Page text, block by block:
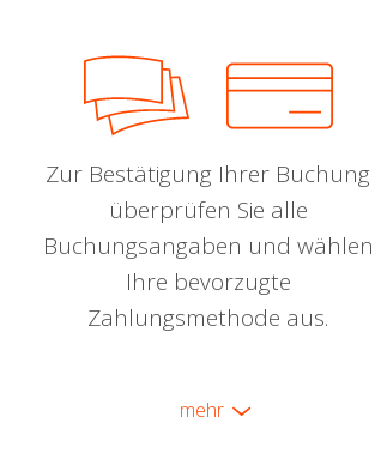
Zur Bestätigung Ihrer Buchung
überprüfen Sie alle
Buchungsangaben und wählen
Ihre bevorzugte
Zahlungsmethode aus.
mehr